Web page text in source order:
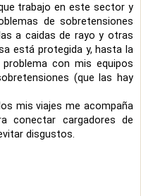
trabajo en este sector y
de sobretensiones
a caidas de rayo y otras
está protegida y, hasta la
con mis equipos
(que las hay
mis viajes me acompaña
conectar cargadores de
disgustos.